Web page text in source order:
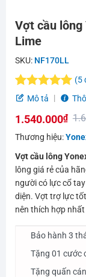
Vợt cầu lông
Lime
SKU: NF170LL
5.0trên 5
5
đánh giá
(5
Mô tả
Giá
là:
1.699.000₫.
1.540.000₫
Giá
hiện
tại
là:
1.540.000₫.
Thương hiệu:
Vợt cầu lông
lông giá rẻ của
người có lực cổ
diện. Vợt trợ lực
nên thích hợp
Bảo hành 3
Tặng 01 cước
Tặng quấn cán